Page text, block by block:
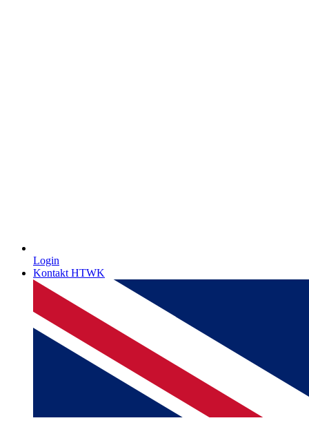
Login
Kontakt HTWK